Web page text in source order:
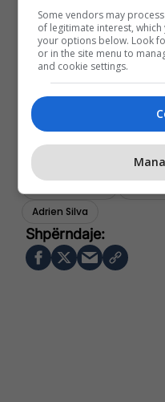
Adrien Silva
Some vendors may
of legitimate interest,
your options below. Look
or in the site menu to
and cookie settings.